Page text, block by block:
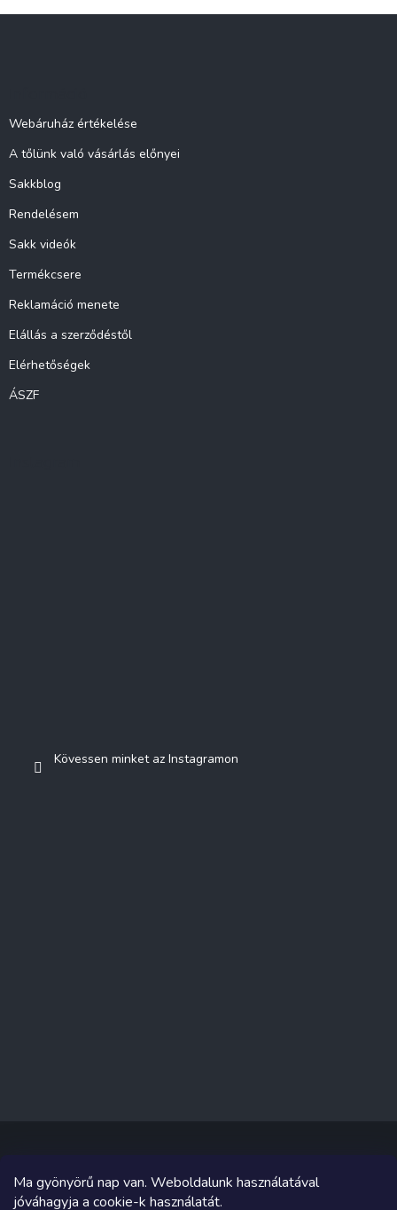
Ma gyönyörű nap van. Weboldalunk használatával
jóváhagyja a cookie-k használatát.
Webáruház értékelése
A tőlünk való vásárlás előnyei
Sakkblog
Rendelésem
Sakk videók
Termékcsere
Reklamáció menete
Elállás a szerződéstől
Elérhetőségek
ÁSZF
Kövessen minket az Instagramon
Copyright 2026 Sakküzlet. Minden jog fenntartva.